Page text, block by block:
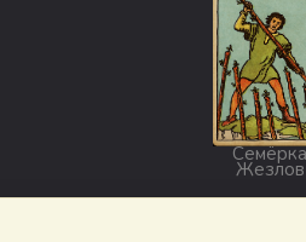
Семёрка
Жезлов